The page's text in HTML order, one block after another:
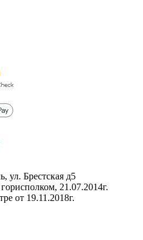
ул. Брестская д5
21.07.2014г.
от 19.11.2018г.